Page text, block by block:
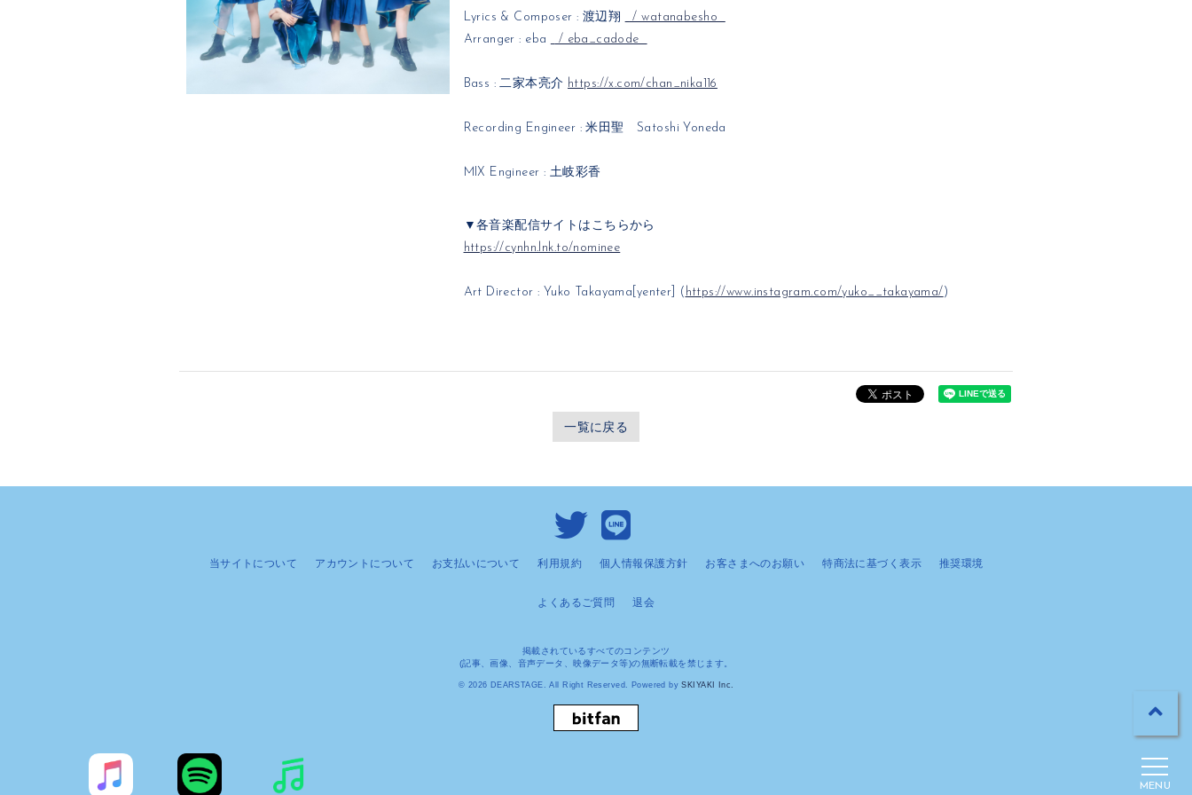
MENU
Lyrics & Composer : 渡辺翔
/ watanabesho
Arranger : eba
/ eba_cadode
Bass : 二家本亮介 https://x.com/chan_nika116
Recording Engineer : 米田聖 Satoshi Yoneda
MIX Engineer : 土岐彩香
▼各音楽配信サイトはこちらから
https://cynhn.lnk.to/nominee
Art Director : Yuko Takayama[yenter] ( https://www.instagram.com/yuko__takayama/ )
一覧に戻る
当サイトについて アカウントについて お支払いについて 利用規約 個人情報保護方針 お客さまへのお願い 特商法に基づく表示 推奨環境
よくあるご質問 退会
掲載されているすべてのコンテンツ
(記事、画像、音声データ、映像データ等)の無断転載を禁じます。
© 2026 DEARSTAGE. All Right Reserved. Powered bySKIYAKI Inc.